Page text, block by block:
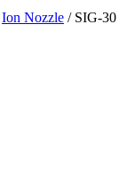
Ion Nozzle / SIG-30